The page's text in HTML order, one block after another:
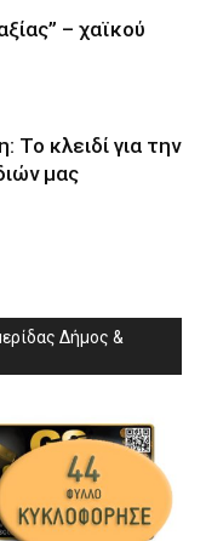
– χαϊκού
κλειδί για την
µας
Δήμος &